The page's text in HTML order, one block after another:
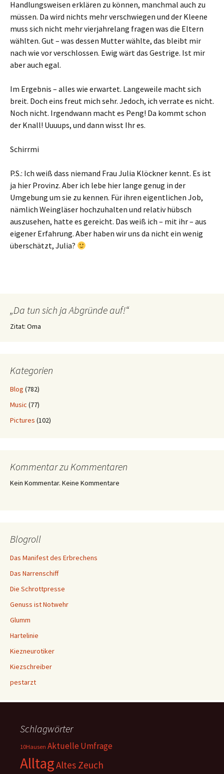
Handlungsweisen erklären zu können, manchmal auch zu
müssen. Da wird nichts mehr verschwiegen und der Kleene
muss sich nicht mehr vierjahrelang fragen was die Eltern
wählten. Gut – was dessen Mutter wählte, das bleibt mir
nach wie vor verschlossen. Ewig wärt das Gestrige. Ist mir
aber auch egal.
Im Ergebnis – alles wie erwartet. Langeweile macht sich
breit. Doch eins freut mich sehr. Jedoch, ich verrate es nicht.
Noch nicht. Irgendwann macht es Peng! Da kommt schon
der Knall! Uuuups, und dann wisst Ihr es.
Schirrmi
P.S.: Ich weiß dass niemand Frau Julia Klöckner kennt. Es ist
ja hier Provinz. Aber ich lebe hier lange genug in der
Umgebung um sie zu kennen. Für ihren eigentlichen Job,
nämlich Weingläser hochzuhalten und relativ hübsch
auszusehen, hatte es gereicht. Das weiß ich – mit ihr – aus
eigener Erfahrung. Aber haben wir uns da nicht ein wenig
überschätzt, Julia?
„Da tun sich ja Abgründe auf!“
Zitat: Oma
Kategorien
Blog (782)
Music (77)
Pictures (102)
Kommentar zu Kommentaren
Kein Kommentar. Keine Kommentare
Blogroll
Das Manifest des Erbrechens
Das Narrenschiff
Die Schrottpresse
Genuss ist Notwehr
Glumm
Hartelinie
Kiezneurotiker
Kiezschreiber
pestarzt
Schlagwörter
10Hausen Aktuelle Umfrage
AlltagAltes Zeuch